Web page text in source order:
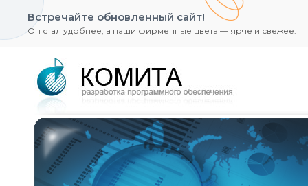
Встречайте обновленный сайт!
Он стал удобнее, а наши фирменные цвета — ярче и свежее.